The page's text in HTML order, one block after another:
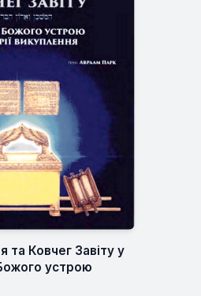
та Ковчег Завіту у
Божого устрою